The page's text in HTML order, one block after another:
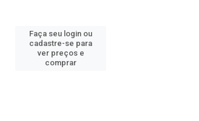
Faça seu login ou
cadastre-se para
ver preços e
comprar